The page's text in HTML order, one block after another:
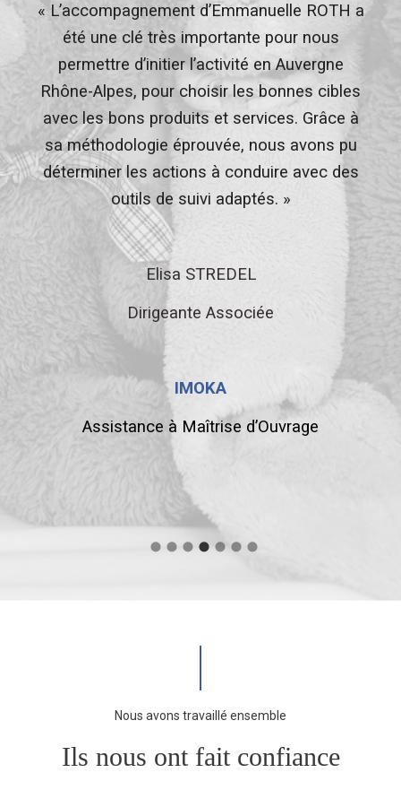
« L’accompagnement d’Emmanuelle ROTH a
été une clé très importante pour nous
permettre d’initier l’activité en Auvergne
Rhône-Alpes, pour choisir les bonnes cibles
avec les bons produits et services. Grâce à
sa méthodologie éprouvée, nous avons pu
déterminer les actions à conduire avec des
outils de suivi adaptés. »
Elisa STREDEL
Dirigeante Associée
IMOKA
Assistance à Maîtrise d’Ouvrage
Nous avons travaillé ensemble
Ils nous ont fait confiance